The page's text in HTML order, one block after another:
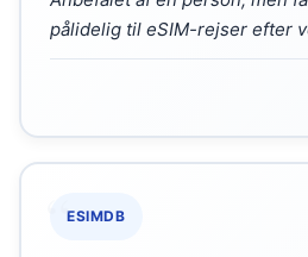
pålidelig til eSIM-rejser efter
ESIMDB
“